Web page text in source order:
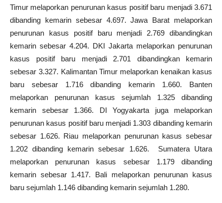
Timur melaporkan penurunan kasus positif baru menjadi 3.671
dibanding kemarin sebesar 4.697. Jawa Barat melaporkan
penurunan kasus positif baru menjadi 2.769 dibandingkan
kemarin sebesar 4.204. DKI Jakarta melaporkan penurunan
kasus positif baru menjadi 2.701 dibandingkan kemarin
sebesar 3.327. Kalimantan Timur melaporkan kenaikan kasus
baru sebesar 1.716 dibanding kemarin 1.660. Banten
melaporkan penurunan kasus sejumlah 1.325 dibanding
kemarin sebesar 1.366. DI Yogyakarta juga melaporkan
penurunan kasus positif baru menjadi 1.303 dibanding kemarin
sebesar 1.626. Riau melaporkan penurunan kasus sebesar
1.202 dibanding kemarin sebesar 1.626. Sumatera Utara
melaporkan penurunan kasus sebesar 1.179 dibanding
kemarin sebesar 1.417. Bali melaporkan penurunan kasus
baru sejumlah 1.146 dibanding kemarin sejumlah 1.280.